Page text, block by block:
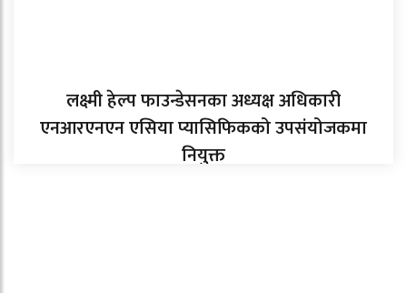
लक्ष्मी हेल्प फाउन्डेसनका अध्यक्ष अधिकारी
एनआरएनएन एसिया प्यासिफिकको उपसंयोजकमा
नियुक्त